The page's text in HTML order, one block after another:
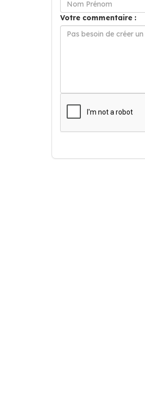
Votre commentaire :